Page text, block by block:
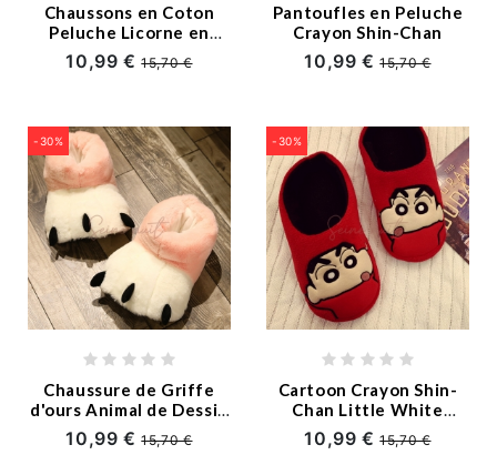
Chaussons en Coton
Peluche Licorne en
Automne et en Hiver
10,99 €15,70 €
Pantoufles en Peluche
Crayon Shin-Chan
10,99 €15,70 €
-30%
Chaussure de Griffe
d'ours Animal de Dessin
Animé
10,99 €15,70 €
-30%
Cartoon Crayon Shin-
Chan Little White
Pantoufles en Coton
Peluche
10,99 €15,70 €